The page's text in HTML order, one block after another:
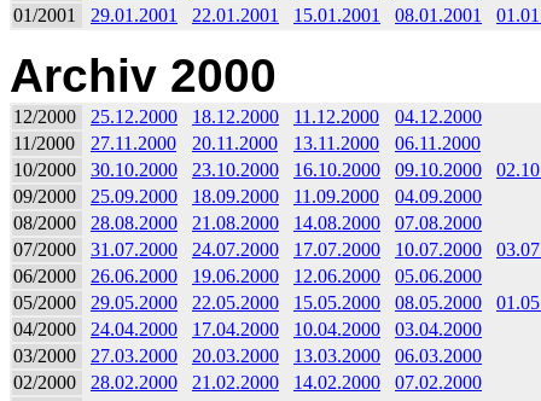
01/2001
29.01.2001 22.01.2001 15.01.2001 08.01.2001
Archiv 2000
12/2000 25.12.2000 18.12.2000 11.12.2000
04.12.2000
11/2000
27.11.2000 20.11.2000 13.11.2000
06.11.2000
10/2000
30.10.2000 23.10.2000 16.10.2000 09.10.2000
09/2000
25.09.2000 18.09.2000 11.09.2000
04.09.2000
08/2000
28.08.2000 21.08.2000 14.08.2000
07.08.2000
07/2000
31.07.2000 24.07.2000 17.07.2000 10.07.2000
06/2000
26.06.2000 19.06.2000 12.06.2000
05.06.2000
05/2000
29.05.2000 22.05.2000 15.05.2000 08.05.2000
04/2000
24.04.2000 17.04.2000 10.04.2000
03.04.2000
03/2000
27.03.2000 20.03.2000 13.03.2000
06.03.2000
02/2000
28.02.2000 21.02.2000 14.02.2000
07.02.2000